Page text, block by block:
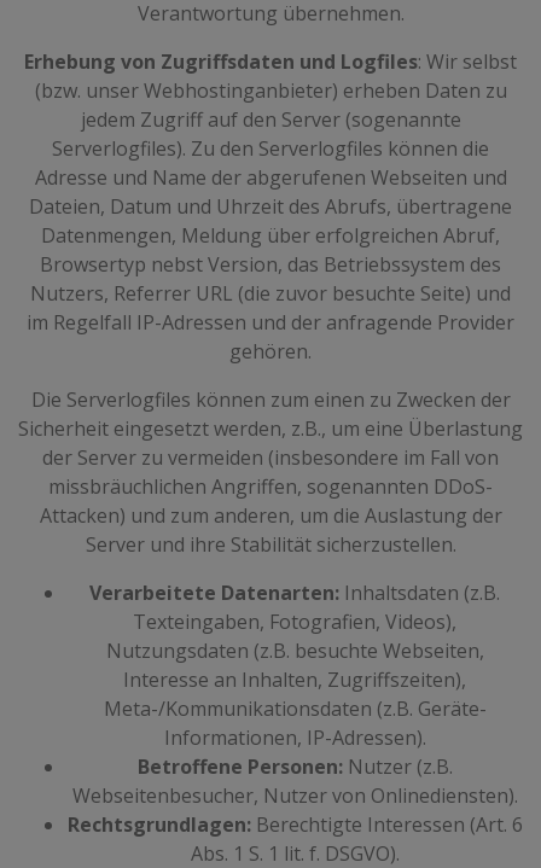
Verantwortung übernehmen.
Erhebung von Zugriffsdaten und Logfiles: Wir selbst
(bzw. unser Webhostinganbieter) erheben Daten zu
jedem Zugriff auf den Server (sogenannte
Serverlogfiles). Zu den Serverlogfiles können die
Adresse und Name der abgerufenen Webseiten und
Dateien, Datum und Uhrzeit des Abrufs, übertragene
Datenmengen, Meldung über erfolgreichen Abruf,
Browsertyp nebst Version, das Betriebssystem des
Nutzers, Referrer URL (die zuvor besuchte Seite) und
im Regelfall IP-Adressen und der anfragende Provider
gehören.
Die Serverlogfiles können zum einen zu Zwecken der
Sicherheit eingesetzt werden, z.B., um eine Überlastung
der Server zu vermeiden (insbesondere im Fall von
missbräuchlichen Angriffen, sogenannten DDoS-
Attacken) und zum anderen, um die Auslastung der
Server und ihre Stabilität sicherzustellen.
Verarbeitete Datenarten: Inhaltsdaten (z.B.
Texteingaben, Fotografien, Videos),
Nutzungsdaten (z.B. besuchte Webseiten,
Interesse an Inhalten, Zugriffszeiten),
Meta-/Kommunikationsdaten (z.B. Geräte-
Informationen, IP-Adressen).
Betroffene Personen:Nutzer (z.B.
Webseitenbesucher, Nutzer von Onlinediensten).
Rechtsgrundlagen:Berechtigte Interessen (Art. 6
Abs. 1 S. 1 lit. f. DSGVO).